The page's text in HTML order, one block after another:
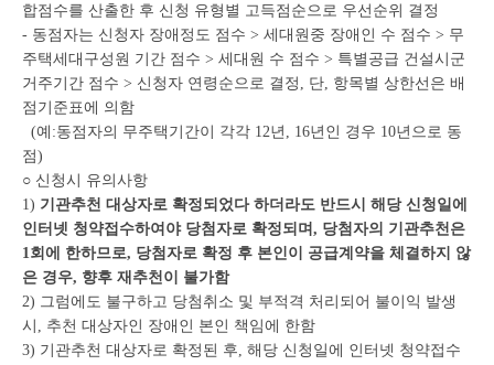
합점수를 산출한 후 신청 유형별 고득점순으로 우선순위 결정
- 동점자는 신청자 장애정도 점수 > 세대원중 장애인 수 점수 > 무
주택세대구성원 기간 점수 > 세대원 수 점수 > 특별공급 건설시군
거주기간 점수 > 신청자 연령순으로 결정, 단, 항목별 상한선은 배
점기준표에 의함
(예:동점자의 무주택기간이 각각 12년, 16년인 경우 10년으로 동
점)
○ 신청시 유의사항
1) 기관추천 대상자로 확정되었다 하더라도 반드시 해당 신청일에
인터넷 청약접수하여야 당첨자로 확정되며, 당첨자의 기관추천은
1회에 한하므로, 당첨자로 확정 후 본인이 공급계약을 체결하지 않
은 경우, 향후 재추천이 불가함
2) 그럼에도 불구하고 당첨취소 및 부적격 처리되어 불이익 발생
시, 추천 대상자인 장애인 본인 책임에 한함
3) 기관추천 대상자로 확정된 후, 해당 신청일에 인터넷 청약접수